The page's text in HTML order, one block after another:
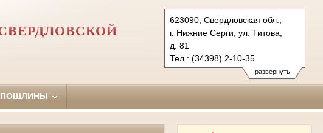
развернуть
623090, Свердловская обл.,
г. Нижние Серги, ул. Титова,
д. 81
Тел.: (34398) 2-10-35
nizhneserginsky.svd@sudrf.ru